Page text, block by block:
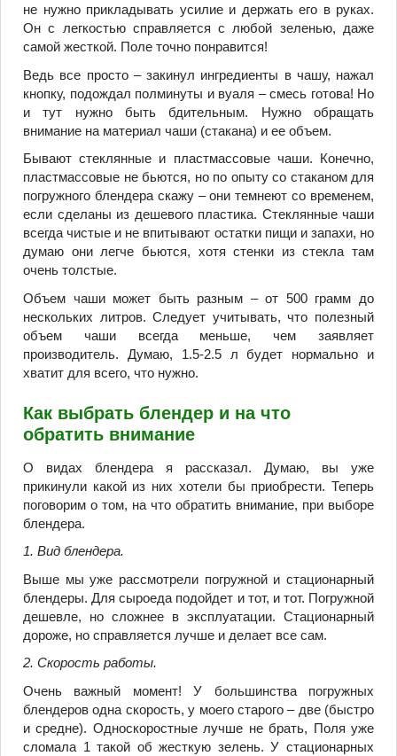
не нужно прикладывать усилие и держать его в руках.
Он с легкостью справляется с любой зеленью, даже
самой жесткой. Поле точно понравится!
Ведь все просто – закинул ингредиенты в чашу, нажал
кнопку, подождал полминуты и вуаля – смесь готова! Но
и тут нужно быть бдительным. Нужно обращать
внимание на материал чаши (стакана) и ее объем.
Бывают стеклянные и пластмассовые чаши. Конечно,
пластмассовые не бьются, но по опыту со стаканом для
погружного блендера скажу – они темнеют со временем,
если сделаны из дешевого пластика. Стеклянные чаши
всегда чистые и не впитывают остатки пищи и запахи, но
думаю они легче бьются, хотя стенки из стекла там
очень толстые.
Объем чаши может быть разным – от 500 грамм до
нескольких литров. Следует учитывать, что полезный
объем чаши всегда меньше, чем заявляет
производитель. Думаю, 1.5-2.5 л будет нормально и
хватит для всего, что нужно.
Как выбрать блендер и на что
обратить внимание
О видах блендера я рассказал. Думаю, вы уже
прикинули какой из них хотели бы приобрести. Теперь
поговорим о том, на что обратить внимание, при выборе
блендера.
1. Вид блендера.
Выше мы уже рассмотрели погружной и стационарный
блендеры. Для сыроеда подойдет и тот, и тот. Погружной
дешевле, но сложнее в эксплуатации. Стационарный
дороже, но справляется лучше и делает все сам.
2. Скорость работы.
Очень важный момент! У большинства погружных
блендеров одна скорость, у моего старого – две (быстро
и средне). Односкоростные лучше не брать, Поля уже
сломала 1 такой об жесткую зелень. У стационарных